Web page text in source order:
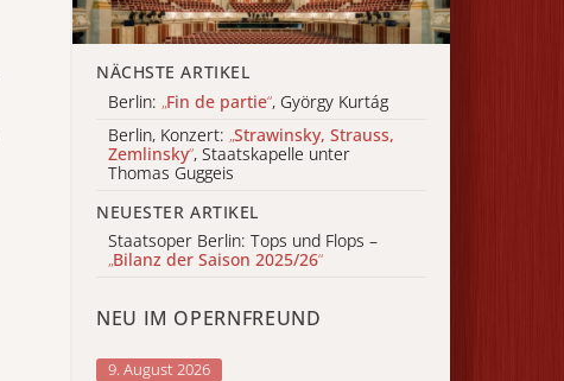
NÄCHSTE ARTIKEL
Berlin: „Fin de partie“, György Kurtág
Berlin, Konzert: „Strawinsky, Strauss,
Zemlinsky“, Staatskapelle unter
Thomas Guggeis
NEUESTER ARTIKEL
Staatsoper Berlin: Tops und Flops –
„Bilanz der Saison 2025/26“
NEU IM OPERNFREUND
9. August 2026